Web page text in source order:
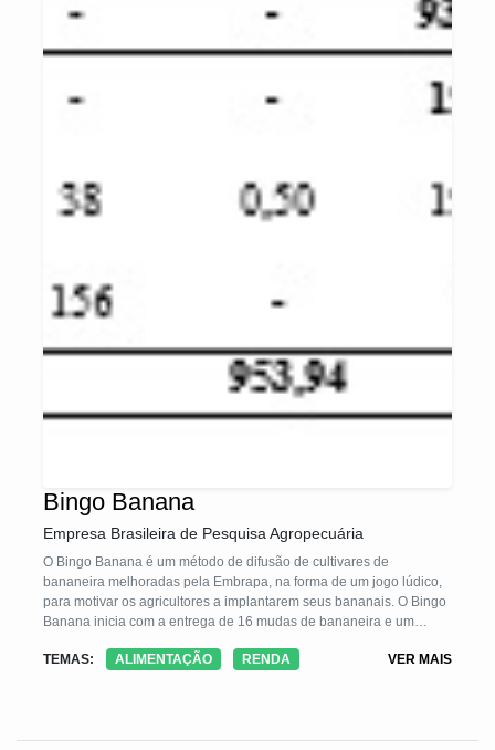
Bingo Banana
Empresa Brasileira de Pesquisa Agropecuária
O Bingo Banana é um método de difusão de cultivares de
bananeira melhoradas pela Embrapa, na forma de um jogo lúdico,
para motivar os agricultores a implantarem seus bananais. O Bingo
Banana inicia com a entrega de 16 mudas de bananeira e um
correspondem ao número de mudas para preenchimento da
plantados nas casas vazias até completar as 100 quadras. Dois
TEMAS: ALIMENTAÇÃO RENDA VER MAIS